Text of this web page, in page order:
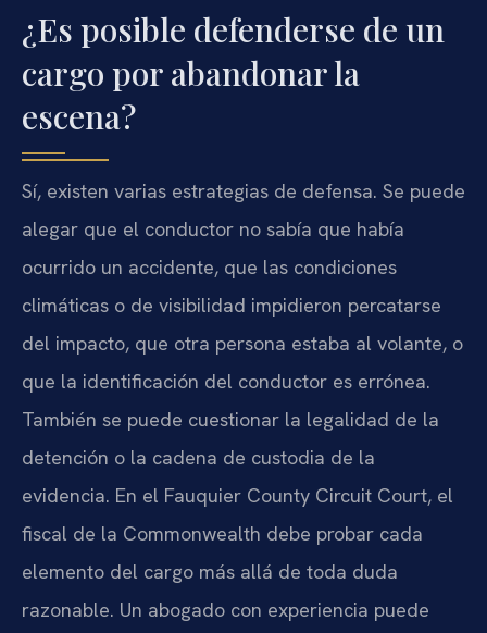
¿Es posible defenderse de un
cargo por abandonar la
escena?
Sí, existen varias estrategias de defensa. Se puede
alegar que el conductor no sabía que había
ocurrido un accidente, que las condiciones
climáticas o de visibilidad impidieron percatarse
del impacto, que otra persona estaba al volante, o
que la identificación del conductor es errónea.
También se puede cuestionar la legalidad de la
detención o la cadena de custodia de la
evidencia. En el Fauquier County Circuit Court, el
fiscal de la Commonwealth debe probar cada
elemento del cargo más allá de toda duda
razonable. Un abogado con experiencia puede